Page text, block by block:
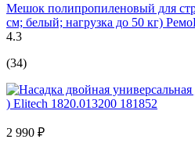
Мешок полипропиленовый для
см; белый; нагрузка до 50 кг)
4.3
(34)
2 990 ₽